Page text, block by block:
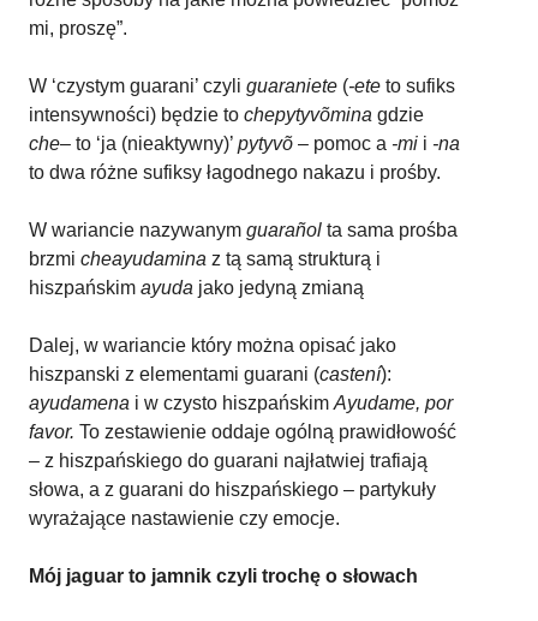
mi, proszę”.
W ‘czystym guarani’ czyli guaraniete (-ete to sufiks
intensywności) będzie to chepytyvõmina gdzie
che– to ‘ja (nieaktywny)’ pytyvõ – pomoc a -mi i -na
to dwa różne sufiksy łagodnego nakazu i prośby.
W wariancie nazywanym guarañol ta sama prośba
brzmi cheayudamina z tą samą strukturą i
hiszpańskim ayuda jako jedyną zmianą
Dalej, w wariancie który można opisać jako
hiszpanski z elementami guarani (castení):
ayudamena i w czysto hiszpańskim Ayudame, por
favor. To zestawienie oddaje ogólną prawidłowość
– z hiszpańskiego do guarani najłatwiej trafiają
słowa, a z guarani do hiszpańskiego – partykuły
wyrażające nastawienie czy emocje.
Mój jaguar to jamnik czyli trochę o słowach